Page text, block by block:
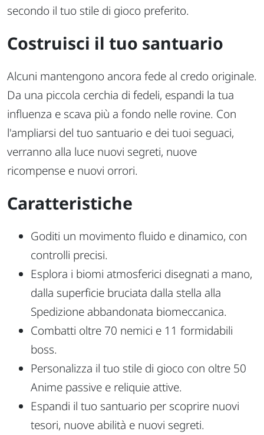
secondo il tuo stile di gioco preferito.
Costruisci il tuo santuario
Alcuni mantengono ancora fede al credo originale.
Da una piccola cerchia di fedeli, espandi la tua
influenza e scava più a fondo nelle rovine. Con
l'ampliarsi del tuo santuario e dei tuoi seguaci,
verranno alla luce nuovi segreti, nuove
ricompense e nuovi orrori.
Caratteristiche
Goditi un movimento fluido e dinamico, con
controlli precisi.
Esplora i biomi atmosferici disegnati a mano,
dalla superficie bruciata dalla stella alla
Spedizione abbandonata biomeccanica.
Combatti oltre 70 nemici e 11 formidabili
boss.
Personalizza il tuo stile di gioco con oltre 50
Anime passive e reliquie attive.
Espandi il tuo santuario per scoprire nuovi
tesori, nuove abilità e nuovi segreti.